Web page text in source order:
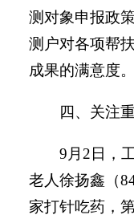
测对象申报政
测户对各项帮
成果的满意度。
四、关注
9 月 2日 ，
老人徐扬鑫（
家打针吃药，